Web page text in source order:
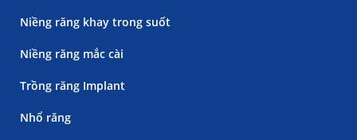
Niềng răng khay trong suốt
Niềng răng mắc cài
Trồng răng Implant
Nhổ răng